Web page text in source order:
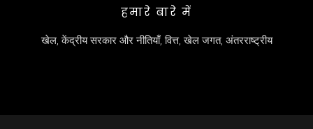
हमारे बारे में
खेल, केंद्रीय सरकार और नीतियाँ, वित्त, खेल जगत, अंतरराष्ट्रीय